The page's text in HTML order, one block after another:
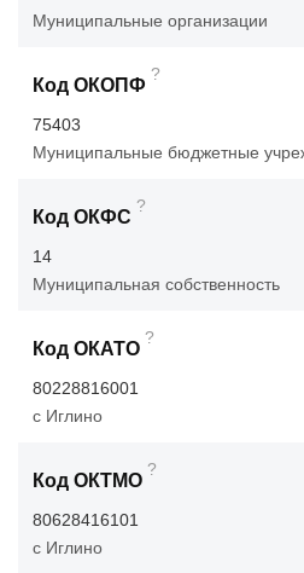
Муниципальные организации
Код ОКОПФ
?
75403
Муниципальные бюджетные
Код ОКФС
?
14
Муниципальная собственность
Код ОКАТО
?
80228816001
с Иглино
Код ОКТМО
?
80628416101
с Иглино